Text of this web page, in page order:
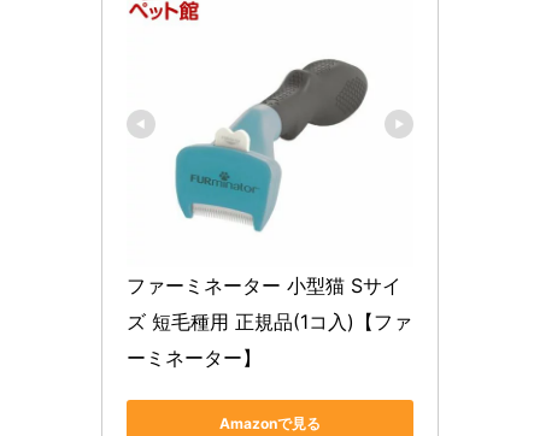
ファーミネーター 小型猫 Sサイ
ズ 短毛種用 正規品(1コ入)【ファ
ーミネーター】
Amazonで見る